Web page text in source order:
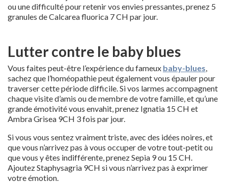
ou une difficulté pour retenir vos envies pressantes, prenez 5
granules de Calcarea fluorica 7 CH par jour.
Lutter contre le baby blues
Vous faites peut-être l’expérience du fameux baby-blues
sachez que l’homéopathie peut également vous épauler pour
traverser cette période difficile. Si vos larmes accompagnent
chaque visite d’amis ou de membre de votre famille, et qu’une
grande émotivité vous envahit, prenez Ignatia 15 CH et
Ambra Grisea 9CH 3 fois par jour.
Si vous vous sentez vraiment triste, avec des idées noires, et
que vous n’arrivez pas à vous occuper de votre tout-petit ou
que vous y êtes indifférente, prenez Sepia 9 ou 15 CH.
Ajoutez Staphysagria 9CH si vous n’arrivez pas à exprimer
votre émotion.